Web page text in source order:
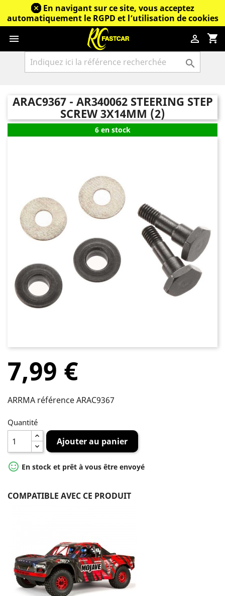
En navigant sur ce site, vous acceptez
automatiquement le RGPD et l’utilisation de cookies
 shopping_cart


ARAC9367 - AR340062 STEERING STEP
SCREW 3X14MM (2)
6 en stock
7,99 €
ARRMA référence ARAC9367
Quantité
Ajouter au panier
 En stock et prêt à vous être envoyé
COMPATIBLE AVEC CE PRODUIT